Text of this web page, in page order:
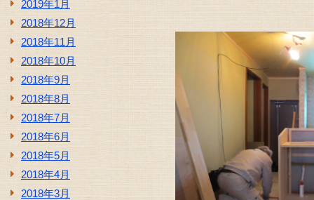
2019年1月
2018年12月
2018年11月
2018年10月
2018年9月
2018年8月
2018年7月
2018年6月
2018年5月
2018年4月
2018年3月